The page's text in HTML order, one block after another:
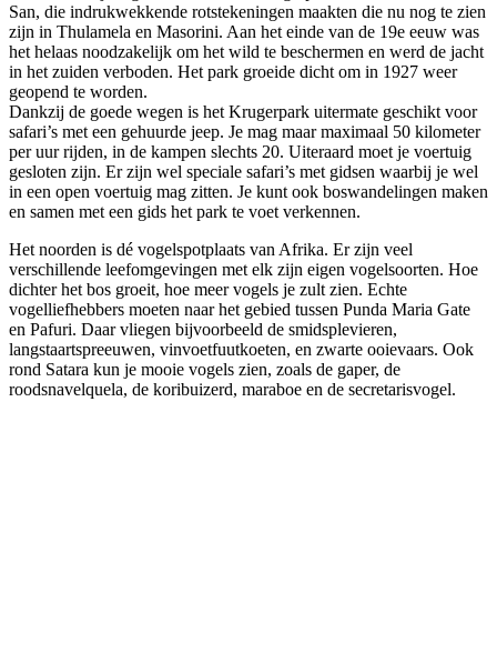
San, die indrukwekkende rotstekeningen maakten die nu nog te zien
zijn in Thulamela en Masorini. Aan het einde van de 19e eeuw was
het helaas noodzakelijk om het wild te beschermen en werd de jacht
in het zuiden verboden. Het park groeide dicht om in 1927 weer
geopend te worden.
Dankzij de goede wegen is het Krugerpark uitermate geschikt voor
safari’s met een gehuurde jeep. Je mag maar maximaal 50 kilometer
per uur rijden, in de kampen slechts 20. Uiteraard moet je voertuig
gesloten zijn. Er zijn wel speciale safari’s met gidsen waarbij je wel
in een open voertuig mag zitten. Je kunt ook boswandelingen maken
en samen met een gids het park te voet verkennen.
Het noorden is dé vogelspotplaats van Afrika. Er zijn veel
verschillende leefomgevingen met elk zijn eigen vogelsoorten. Hoe
dichter het bos groeit, hoe meer vogels je zult zien. Echte
vogelliefhebbers moeten naar het gebied tussen Punda Maria Gate
en Pafuri. Daar vliegen bijvoorbeeld de smidsplevieren,
langstaartspreeuwen, vinvoetfuutkoeten, en zwarte ooievaars. Ook
rond Satara kun je mooie vogels zien, zoals de gaper, de
roodsnavelquela, de koribuizerd, maraboe en de secretarisvogel.